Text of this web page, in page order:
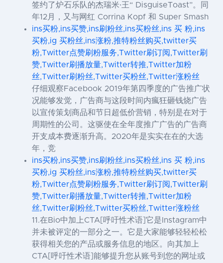
签约了炉石乐队的杰瑞米·王“ DisguiseToast”。同
年12月，又与网红 Corrina Kopf 和 Super Smash
ins买粉,ins买赞,ins刷粉丝,ins买粉丝,ins 买 粉,ins
买粉,ig 买粉丝,ins涨粉,推特粉丝购买,twitter买
粉,Twitter点赞刷粉服务,Twitter刷订阅,Twitter刷
赞,Twitter刷播放量,Twitter转推,Twitter加粉
丝,Twitter刷粉丝,Twitter买粉丝,Twitter涨粉丝
仔细观察Facebook 2019年第四季度的广告推广状
况能够发觉，广告商与这段时间内瘋狂砸钱烧广告
以宣传策划商品和节日超低价营销，特别是在对于
周期性的公司。这驱使在全年度推广广告的广告商
开支成本费逐渐升高。2020年是实实在在的大选
年，竞
ins买粉,ins买赞,ins刷粉丝,ins买粉丝,ins 买 粉,ins
买粉,ig 买粉丝,ins涨粉,推特粉丝购买,twitter买
粉,Twitter点赞刷粉服务,Twitter刷订阅,Twitter刷
赞,Twitter刷播放量,Twitter转推,Twitter加粉
丝,Twitter刷粉丝,Twitter买粉丝,Twitter涨粉丝
11.在Bio中加上CTA[呼吁性术语]它是Instagram中
并未被评定的一部分之一。它是大家能够轻轻松松
获得相关您的产品或服务信息的地区。向其加上
CTA[呼吁性术语]能够提升您从账号到您的网址或